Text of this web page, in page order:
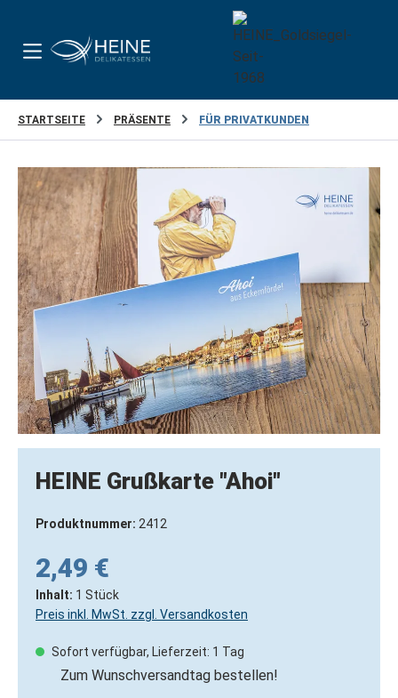
STARTSEITE PRÄSENTE FÜR PRIVATKUNDEN
Bildergalerie überspringen
HEINE Grußkarte "Ahoi"
Produktnummer: 2412
2,49 €
Inhalt: 1 Stück
Preis inkl. MwSt. zzgl. Versandkosten
Sofort verfügbar, Lieferzeit: 1 Tag
Zum Wunschversandtag bestellen!